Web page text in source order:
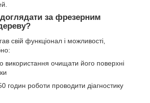
за фрезерним
свій функціонал і можливості,
використання очищати його поверхні
годин роботи проводити діагностику